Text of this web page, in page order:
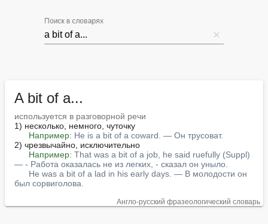
Поиск в словарях
A bit of a...
используется в разговорной речи
1) несколько, немного, чуточку
Например: He is a bit of a coward. — Он трусоват.
2) чрезвычайно, исключительно
Например: That was a bit of a job, he said ruefully (Suppl)
— - Работа оказалась не из легких, - сказал он уныло.
He was a bit of a lad in his early days. — В молодости он
был сорвиголова.
Англо-русский фразеологический словарь